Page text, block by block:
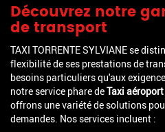
Découvrez notre
de transport
TAXI TORRENTE SYLVIANE se
flexibilité de ses prestations de
besoins particuliers qu'aux
notre service phare deTaxi
offrons une variété de solutions
demandes. Nos services incluent :